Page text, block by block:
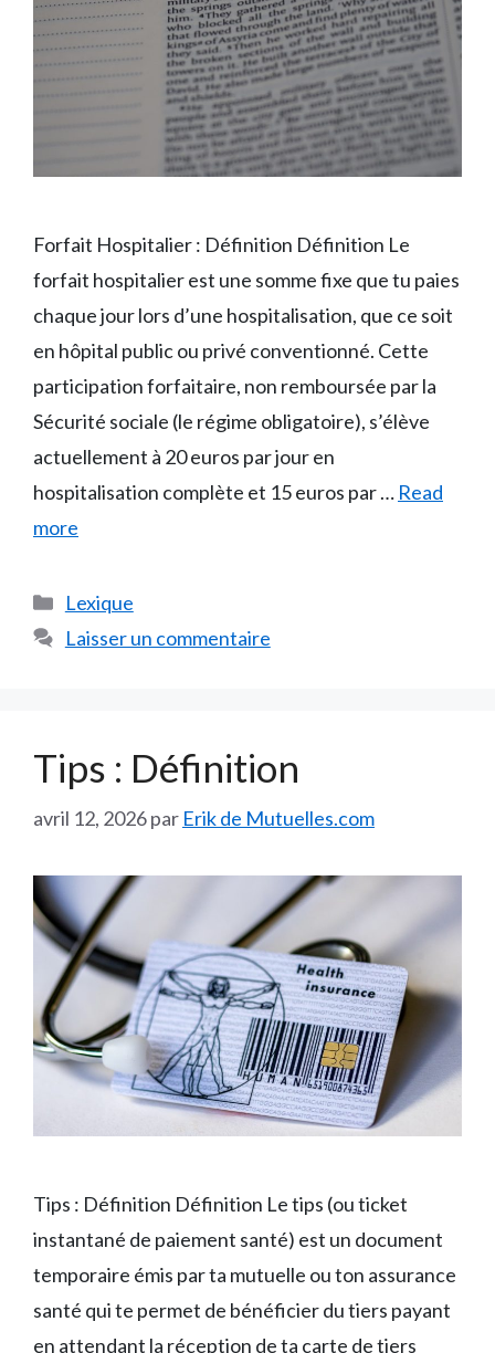
Forfait Hospitalier : Définition Définition Le
forfait hospitalier est une somme fixe que tu paies
chaque jour lors d’une hospitalisation, que ce soit
en hôpital public ou privé conventionné. Cette
participation forfaitaire, non remboursée par la
Sécurité sociale (le régime obligatoire), s’élève
actuellement à 20 euros par jour en
hospitalisation complète et 15 euros par … Read
more
Catégories
Lexique
Laisser un commentaire
Tips : Définition
avril 12, 2026par Erik de Mutuelles.com
Tips : Définition Définition Le tips (ou ticket
instantané de paiement santé) est un document
temporaire émis par ta mutuelle ou ton assurance
santé qui te permet de bénéficier du tiers payant
en attendant la réception de ta carte de tiers